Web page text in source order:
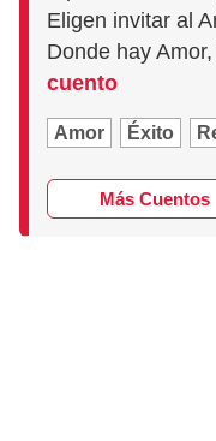
Eligen invitar al
Donde hay
cuento
Amor Éxito
Más Cuentos